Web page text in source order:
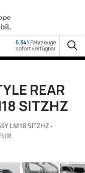
5.341 Fahrzeuge
sofort verfügbar
REAR
SITZHZ
LM18 SITZHZ -